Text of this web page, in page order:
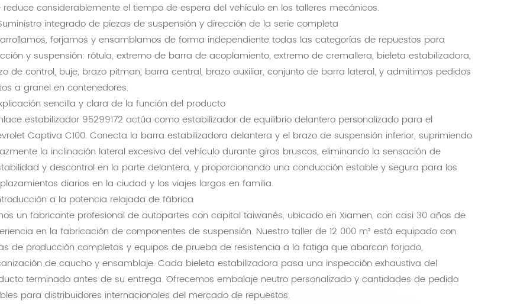
reduce considerablemente el tiempo de espera del vehículo en los talleres mecánicos.
integrado de piezas de suspensión y dirección de la serie completa
forjamos y ensamblamos de forma independiente todas las categorías de repuestos para
y suspensión: rótula, extremo de barra de acoplamiento, extremo de cremallera, bieleta estabilizadora,
de control, buje, brazo pitman, barra central, brazo auxiliar, conjunto de barra lateral, y admitimos pedidos
a granel en contenedores.
sencilla y clara de la función del producto
estabilizador 95299172 actúa como estabilizador de equilibrio delantero personalizado para el
Captiva C100. Conecta la barra estabilizadora delantera y el brazo de suspensión inferior, suprimiendo
la inclinación lateral excesiva del vehículo durante giros bruscos, eliminando la sensación de
y descontrol en la parte delantera, y proporcionando una conducción estable y segura para los
diarios en la ciudad y los viajes largos en familia.
a la potencia relajada de fábrica
un fabricante profesional de autopartes con capital taiwanés, ubicado en Xiamen, con casi 30 años de
en la fabricación de componentes de suspensión. Nuestro taller de 12 000 m² está equipado con
de producción completas y equipos de prueba de resistencia a la fatiga que abarcan forjado,
de caucho y ensamblaje. Cada bieleta estabilizadora pasa una inspección exhaustiva del
terminado antes de su entrega. Ofrecemos embalaje neutro personalizado y cantidades de pedido
para distribuidores internacionales del mercado de repuestos.